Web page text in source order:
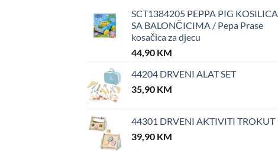
SCT1384205 PEPPA PIG KOSILICA
SA BALONČICIMA / Pepa Prase
kosačica za djecu
44,90 KM
44204 DRVENI ALAT SET
35,90 KM
44301 DRVENI AKTIVITI TROKUT
39,90 KM